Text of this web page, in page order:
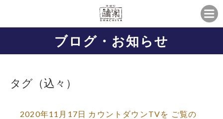
ブログ・お知らせ
タグ（込々）
2020年11月17日 カウントダウンTVを ご覧の